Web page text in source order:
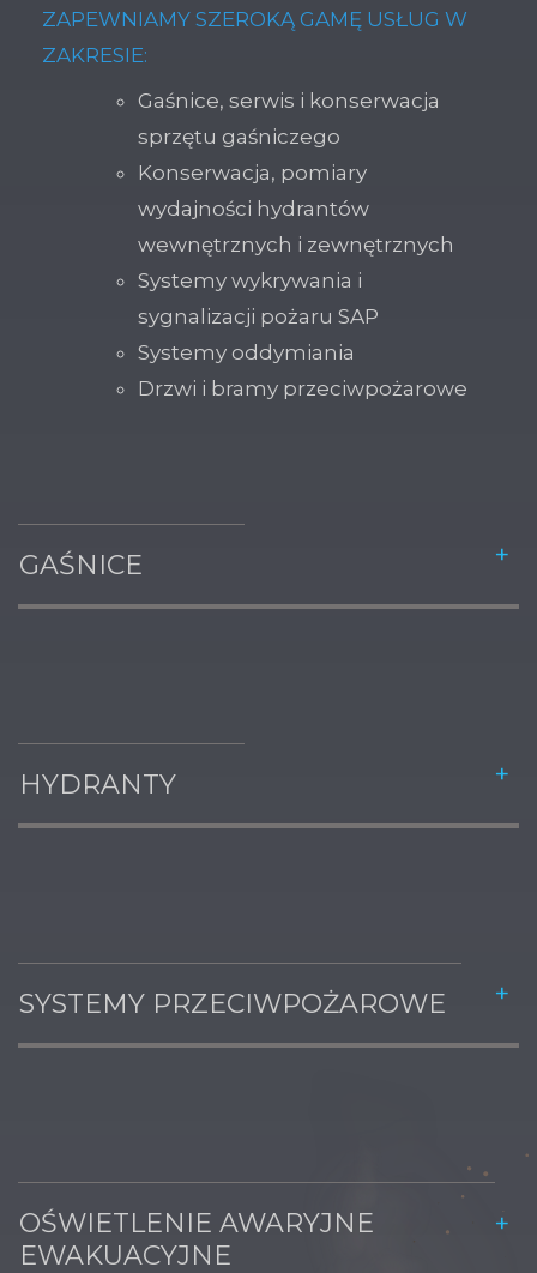
ZAPEWNIAMY SZEROKĄ GAMĘ USŁUG W
ZAKRESIE:
Gaśnice, serwis i konserwacja
sprzętu gaśniczego
Konserwacja, pomiary
wydajności hydrantów
wewnętrznych i zewnętrznych
Systemy wykrywania i
sygnalizacji pożaru SAP
Systemy oddymiania
Drzwi i bramy przeciwpożarowe
GAŚNICE
HYDRANTY
SYSTEMY PRZECIWPOŻAROWE
OŚWIETLENIE AWARYJNE
EWAKUACYJNE